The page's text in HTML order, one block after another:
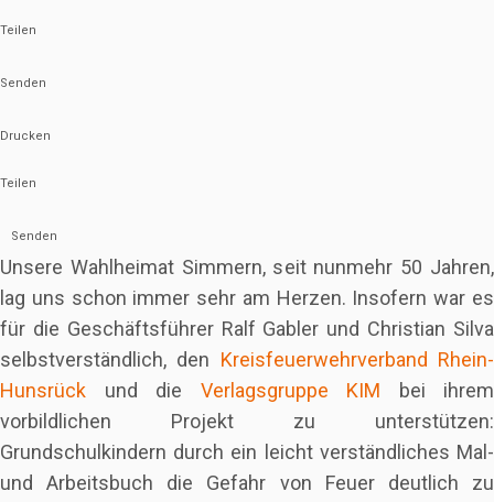
Teilen
Senden
Drucken
Teilen
Senden
Unsere Wahlheimat Simmern, seit nunmehr 50 Jahren,
lag uns schon immer sehr am Herzen. Insofern war es
für die Geschäftsführer Ralf Gabler und Christian Silva
selbstverständlich, den Kreisfeuerwehrverband Rhein-
Hunsrück und die Verlagsgruppe KIM bei ihrem
vorbildlichen Projekt zu unterstützen:
Grundschulkindern durch ein leicht verständliches Mal-
und Arbeitsbuch die Gefahr von Feuer deutlich zu